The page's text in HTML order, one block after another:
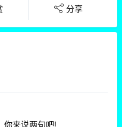
分享
你来说两句吧!